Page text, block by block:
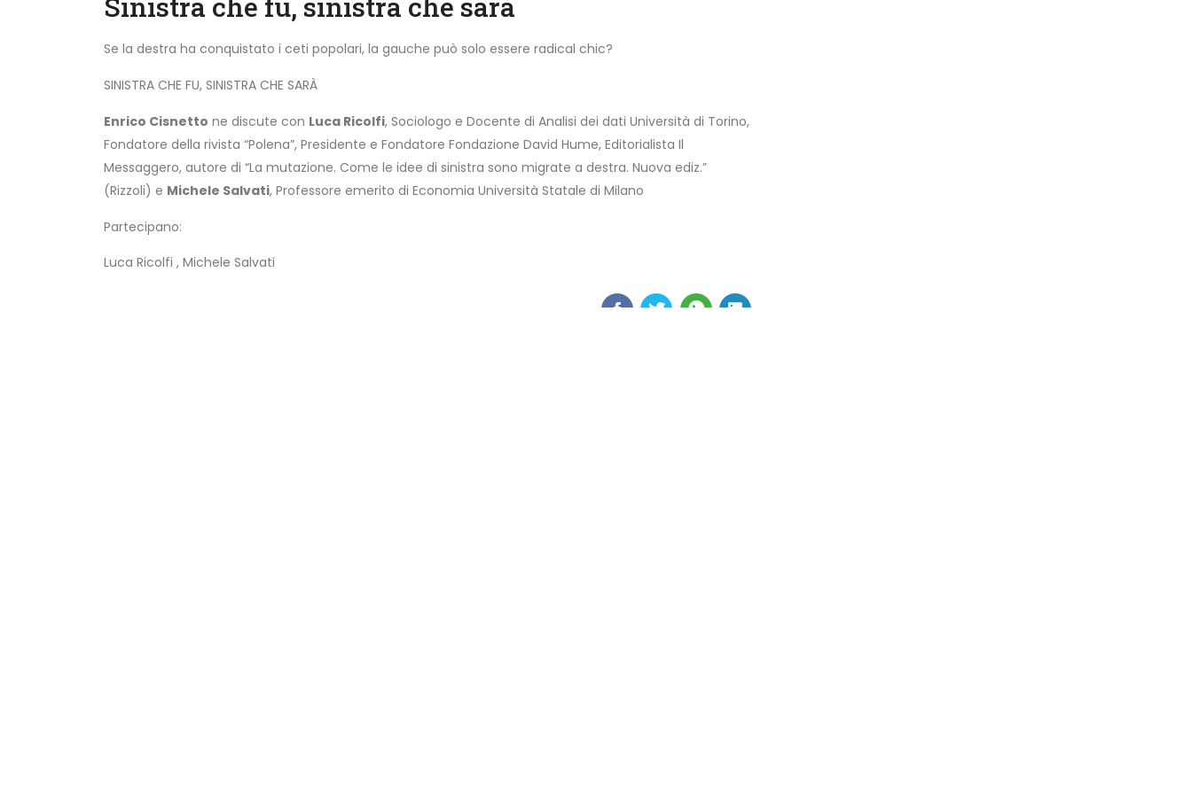
Se la destra ha conquistato i ceti popolari, la gauche può solo essere radical chic?
SINISTRA CHE FU, SINISTRA CHE SARÀ
Enrico Cisnetto ne discute con Luca Ricolfi, Sociologo e Docente di Analisi dei dati Università di Torino,
Fondatore della rivista “Polena”, Presidente e Fondatore Fondazione David Hume, Editorialista Il
Messaggero, autore di “La mutazione. Come le idee di sinistra sono migrate a destra. Nuova ediz.”
(Rizzoli) e Michele Salvati, Professore emerito di Economia Università Statale di Milano
Partecipano:
Luca Ricolfi , Michele Salvati